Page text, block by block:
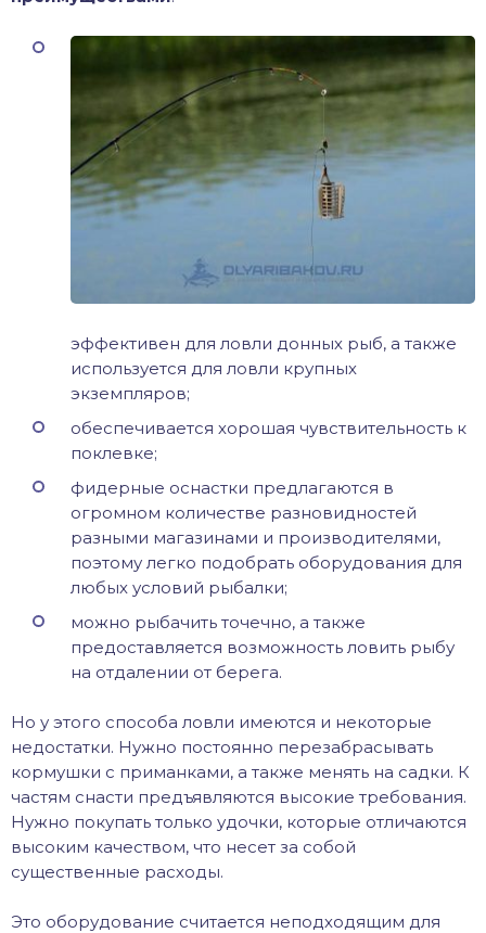
эффективен для ловли донных рыб, а также
используется для ловли крупных
экземпляров;
обеспечивается хорошая чувствительность к
поклевке;
фидерные оснастки предлагаются в
огромном количестве разновидностей
разными магазинами и производителями,
поэтому легко подобрать оборудования для
любых условий рыбалки;
можно рыбачить точечно, а также
предоставляется возможность ловить рыбу
на отдалении от берега.
Но у этого способа ловли имеются и некоторые
недостатки. Нужно постоянно перезабрасывать
кормушки с приманками, а также менять на садки. К
частям снасти предъявляются высокие требования.
Нужно покупать только удочки, которые отличаются
высоким качеством, что несет за собой
существенные расходы.
Это оборудование считается неподходящим для